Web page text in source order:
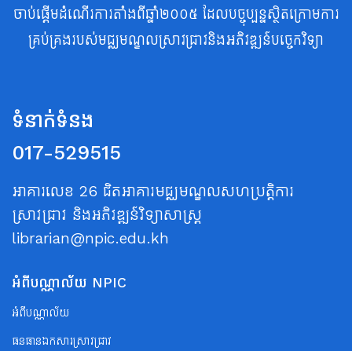
ចាប់ផ្តើមដំណើរការតាំងពីឆ្នាំ២០០៥ ដែលបច្ចុប្បន្នស្ថិតក្រោមការ
គ្រប់គ្រងរបស់មជ្ឈមណ្ឌលស្រាវជ្រាវនិងអភិវឌ្ឍន៍បច្ចេកវិទ្យា
ទំនាក់ទំនង
017-529515
អាគារលេខ 26 ជិតអាគារមជ្ឈមណ្ឌលសហប្រត្តិការ
ស្រាវជ្រាវ និងអភិវឌ្ឍន៍វិទ្យាសាស្ត្រ
librarian@npic.edu.kh
អំពីបណ្ណាល័យ NPIC
អំពីបណ្ណាល័យ
ធនធានឯកសារស្រាវជ្រាវ